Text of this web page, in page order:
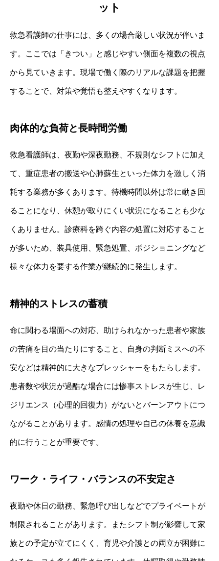
ット
救急看護師の仕事には、多くの場合厳しい状況が伴いま
す。ここでは「きつい」と感じやすい側面を複数の視点
から見ていきます。現場で働く際のリアルな課題を把握
することで、対策や覚悟も整えやすくなります。
肉体的な負荷と長時間労働
救急看護師は、夜勤や深夜勤務、不規則なシフトに加え
て、重症患者の搬送や心肺蘇生といった体力を激しく消
耗する業務が多くあります。待機時間以外は常に動き回
ることになり、休憩が取りにくい状況になることも少な
くありません。診療科を跨ぐ内容の処置に対応すること
が多いため、装具使用、緊急処置、ポジショニングなど
様々な体力を要する作業が継続的に発生します。
精神的ストレスの蓄積
命に関わる場面への対応、助けられなかった患者や家族
の苦痛を目の当たりにすること、自身の判断ミスへの不
安などは精神的に大きなプレッシャーをもたらします。
患者数や状況が過酷な場合には惨事ストレスが生じ、レ
ジリエンス（心理的回復力）がないとバーンアウトにつ
ながることがあります。感情の処理や自己の休養を意識
的に行うことが重要です。
ワーク・ライフ・バランスの不安定さ
夜勤や休日の勤務、緊急呼び出しなどでプライベートが
制限されることがあります。またシフト制が影響して家
族との予定が立てにくく、育児や介護との両立が困難に